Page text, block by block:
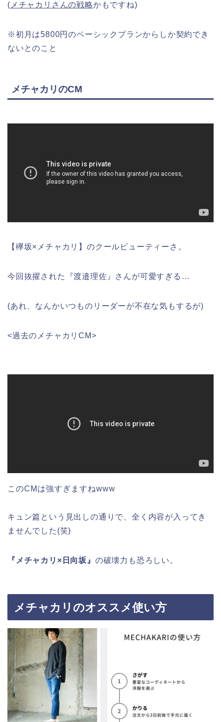
(メチャカリさんの戦略かもですね)
※初月は5800円のベーシックプランからしか契約でき
ないとのこと
メチャカリのCM
【欅坂×メチャカリ】のクールビューティーさ。
今回抜擢された『渡邉理佐』さんが可愛すぎる…
(あれ、なんかいつものリーダーが不在な気もするが)
<過去のメチャカリCM>
このCMは強すぎますねwww
キュン篇という見出しの通りで、全く内容が入ってき
ませんでした(笑)
『メチャカリ×日向坂』 の破壊力も恐ろしい。
メチャカリのオススメ使い方